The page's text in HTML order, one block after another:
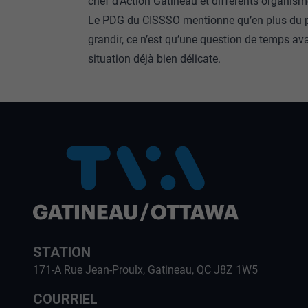
Le PDG du CISSSO mentionne qu’en plus
grandir, ce n’est qu’une question de temps
situation déjà bien délicate.
STATION
171-A Rue Jean-Proulx, Gatineau, QC J8Z 1W5
COURRIEL